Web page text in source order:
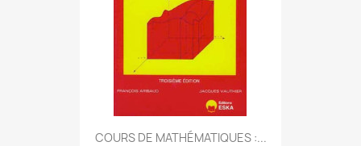
COURS DE MATHÉMATIQUES :...